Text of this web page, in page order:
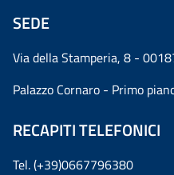
SEDE
Via della Stamperia, 8 -
Palazzo Cornaro - Primo
RECAPITI TELEFONICI
Tel. (+39)0667796380